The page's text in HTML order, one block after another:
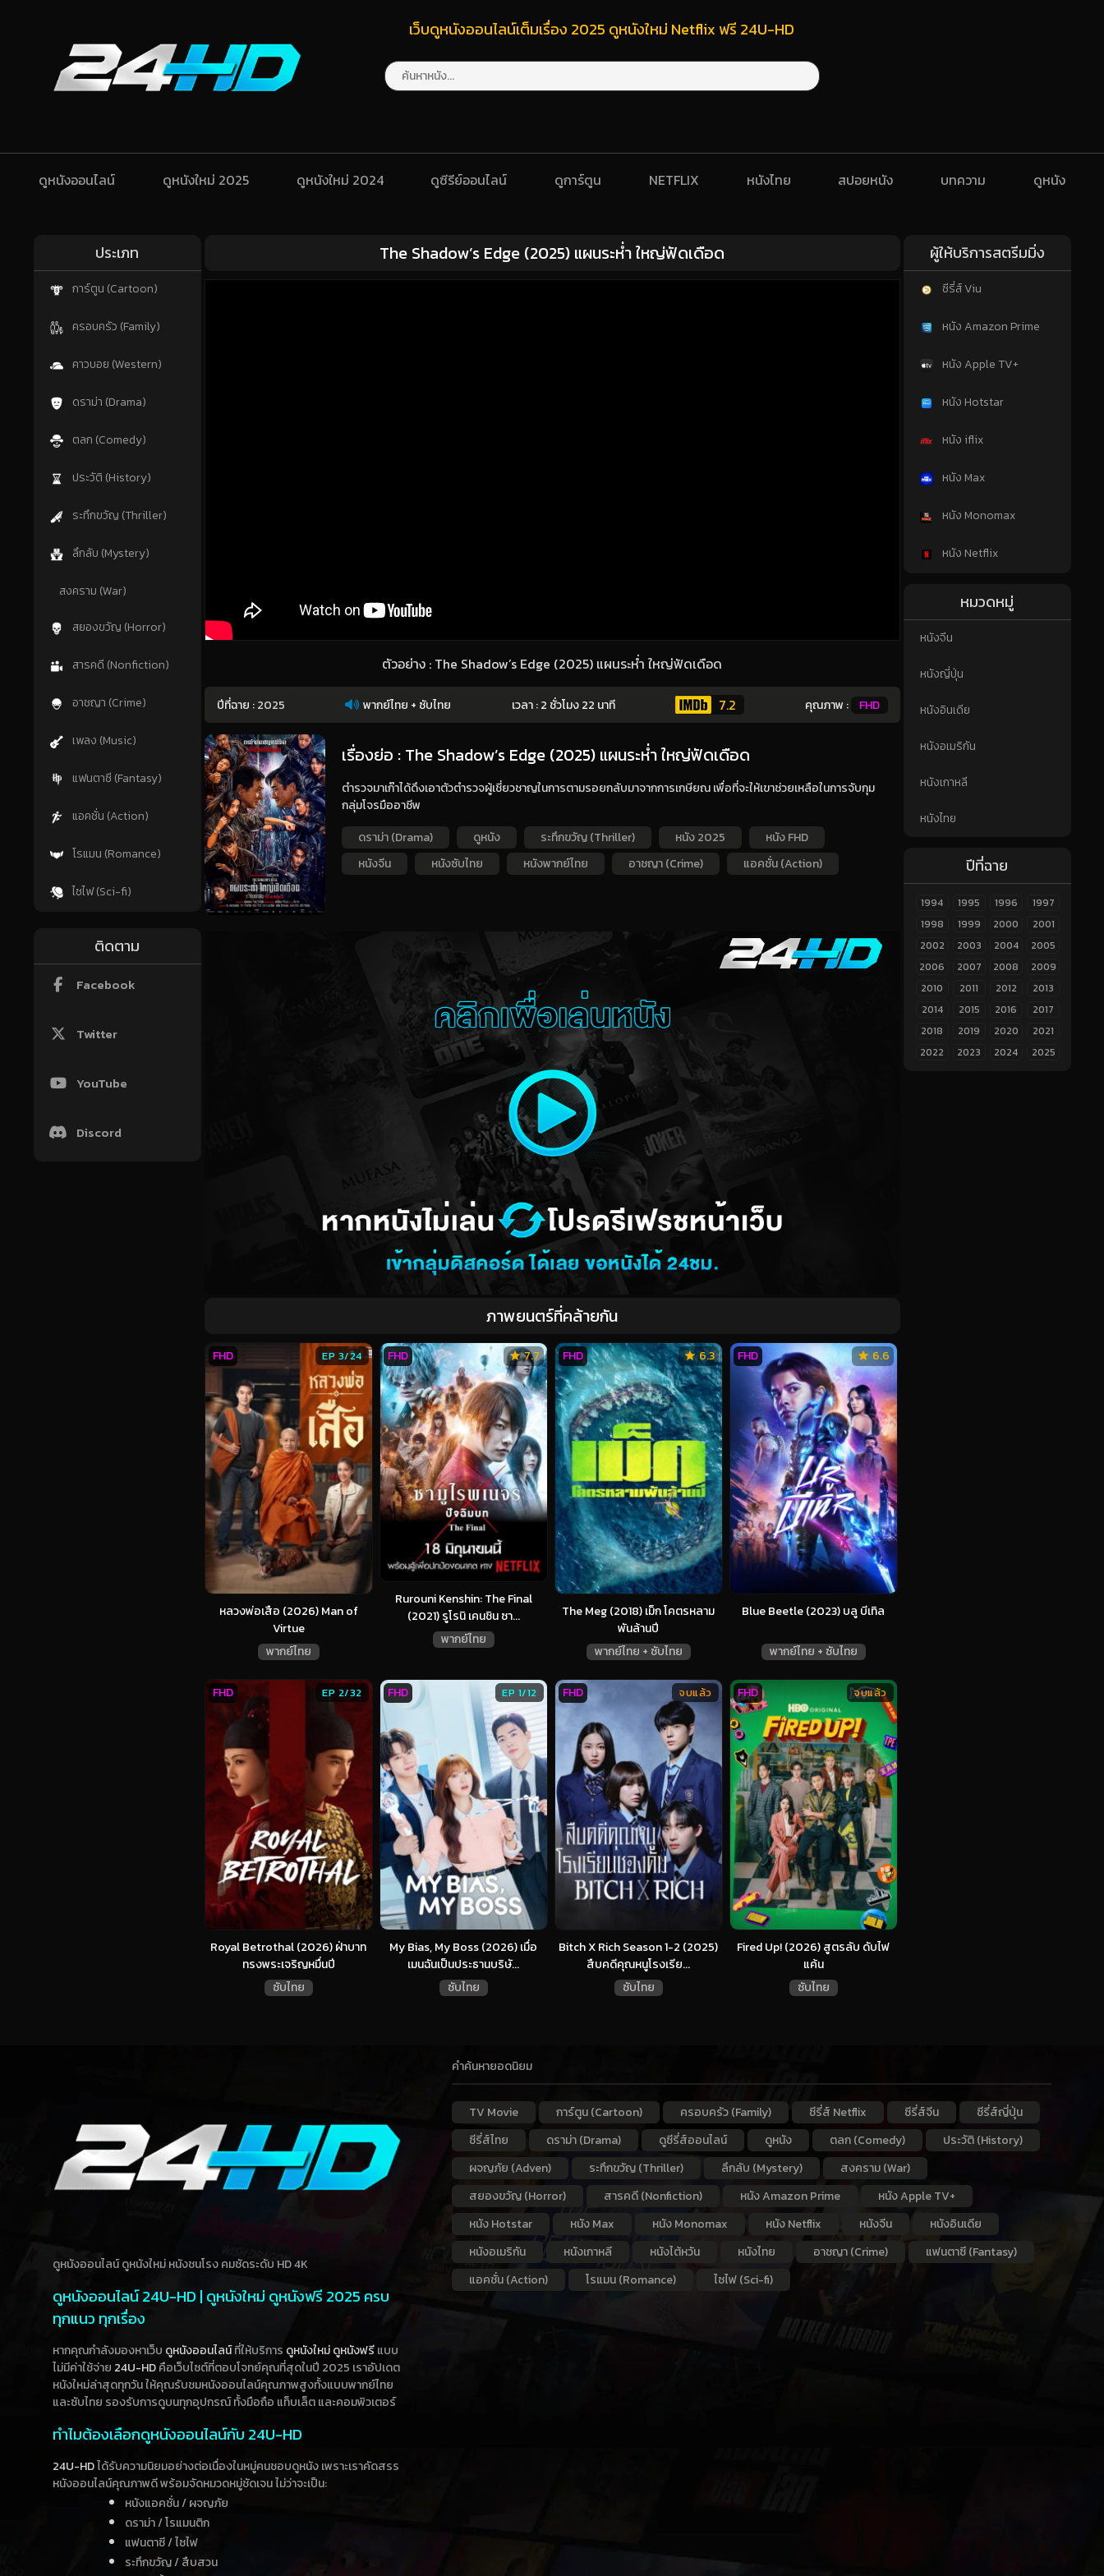
เว็บดูหนังออนไลน์เต็มเรื่อง 2025 ดูหนังใหม่ Netflix ฟรี 24U-HD
ดูหนังออนไลน์ ดูหนังใหม่ 2025 ดูหนังใหม่ 2024 ดูซีรีย์ออนไลน์ ดูการ์ตูน NETFLIX หนังไทย สปอยหนัง บทความ ดูหนัง
ประเภท
การ์ตูน (Cartoon)
ครอบครัว (Family)
คาวบอย (Western)
ดราม่า (Drama)
ตลก (Comedy)
ประวัติ (History)
ระทึกขวัญ (Thriller)
ลึกลับ (Mystery)
สงคราม (War)
สยองขวัญ (Horror)
สารคดี (Nonfiction)
อาชญา (Crime)
เพลง (Music)
แฟนตาซี (Fantasy)
แอคชั่น (Action)
โรแมน (Romance)
ไซไฟ (Sci-fi)
ติดตาม
Facebook
Twitter
YouTube
Discord
The Shadow’s Edge (2025) แผนระห่ำ ใหญ่ฟัดเดือด
ตัวอย่าง : The Shadow’s Edge (2025) แผนระห่ำ ใหญ่ฟัดเดือด
ปีที่ฉาย :2025 พากย์ไทย + ซับไทย เวลา : 2 ชั่วโมง 22 นาที 7.2 คุณภาพ : FHD
เรื่องย่อ : The Shadow’s Edge (2025) แผนระห่ำ ใหญ่ฟัดเดือด
ตำรวจมาเก๊าได้ดึงเอาตัวตำรวจผู้เชี่ยวชาญในการตามรอยกลับมาจากการเกษียณ เพื่อที่จะให้เขาช่วยเหลือในการจับกุม
กลุ่มโจรมืออาชีพ
ดราม่า (Drama)
ดูหนัง ระทึกขวัญ (Thriller) หนัง 2025
หนัง FHD
หนังจีน
หนังซับไทย หนังพากย์ไทย อาชญา (Crime) แอคชั่น (Action)
ภาพยนตร์ที่คล้ายกัน
หลวงพ่อเสือ (2026) Man of
Virtue
พากย์ไทย
EP 3/24
FHD
Rurouni Kenshin: The Final
(2021) รูโรนิ เคนชิน ซา...
พากย์ไทย
7.7
FHD
The Meg (2018) เม็ก โคตรหลาม
พันล้านปี
พากย์ไทย + ซับไทย
6.3
FHD
Blue Beetle (2023) บลู บีเทิล
พากย์ไทย + ซับไทย
6.6
FHD
Royal Betrothal (2026) ฝ่าบาท
ทรงพระเจริญหมื่นปี
ซับไทย
EP 2/32
FHD
My Bias, My Boss (2026) เมื่อ
เมนฉันเป็นประธานบริษั...
ซับไทย
EP 1/12
FHD
Bitch X Rich Season 1-2 (2025)
สืบคดีคุณหนูโรงเรีย...
ซับไทย
จบแล้ว
FHD
Fired Up! (2026) สูตรลับ ดับไฟ
แค้น
ซับไทย
จบแล้ว
FHD
ผู้ให้บริการสตรีมมิ่ง
ซีรี่ส์ Viu
หนัง Amazon Prime
หนัง Apple TV+
หนัง Hotstar
หนัง iflix
หนัง Max
หนัง Monomax
หนัง Netflix
หมวดหมู่
หนังจีน
หนังญี่ปุ่น
หนังอินเดีย
หนังอเมริกัน
หนังเกาหลี
หนังไทย
ปีที่ฉาย
1994 1995 1996
1997
1998
1999 2000
2001
2002
2003 2004
2005
2006
2007 2008
2009
2010
2011 2012
2013
2014
2015 2016
2017
2018
2019 2020
2021
2022
2023 2024 2025
ดูหนังออนไลน์ ดูหนังใหม่ หนังชนโรง คมชัดระดับ HD 4K
ดูหนังออนไลน์ 24U-HD | ดูหนังใหม่ ดูหนังฟรี 2025 ครบ
ทุกแนว ทุกเรื่อง
หากคุณกำลังมองหาเว็บ ดูหนังออนไลน์ที่ให้บริการ ดูหนังใหม่ดูหนังฟรีแบบ
ไม่มีค่าใช้จ่าย 24U-HDคือเว็บไซต์ที่ตอบโจทย์คุณที่สุดในปี 2025 เราอัปเดต
หนังใหม่ล่าสุดทุกวัน ให้คุณรับชมหนังออนไลน์คุณภาพสูงทั้งแบบพากย์ไทย
และซับไทย รองรับการดูบนทุกอุปกรณ์ ทั้งมือถือ แท็บเล็ต และคอมพิวเตอร์
ทำไมต้องเลือกดูหนังออนไลน์กับ 24U-HD
24U-HDได้รับความนิยมอย่างต่อเนื่องในหมู่คนชอบดูหนัง เพราะเราคัดสรร
หนังออนไลน์คุณภาพดี พร้อมจัดหมวดหมู่ชัดเจน ไม่ว่าจะเป็น:
หนังแอคชั่น / ผจญภัย
ดราม่า / โรแมนติก
แฟนตาซี / ไซไฟ
ระทึกขวัญ / สืบสวน
คำค้นหายอดนิยม
TV Movie การ์ตูน (Cartoon) ครอบครัว (Family) ซีรี่ส์ Netflix ซีรี่ส์จีน
ซีรี่ส์ญี่ปุ่น
ซีรี่ส์ไทย
ดราม่า (Drama) ดูซีรี่ส์ออนไลน์ ดูหนัง ตลก (Comedy)
ประวัติ (History)
ผจญภัย (Adven)
ระทึกขวัญ (Thriller) ลึกลับ (Mystery)
สงคราม (War)
สยองขวัญ (Horror)
สารคดี (Nonfiction) หนัง Amazon Prime
หนัง Apple TV+
หนัง Hotstar
หนัง Max หนัง Monomax หนัง Netflix หนังจีน
หนังอินเดีย
หนังอเมริกัน
หนังเกาหลี หนังไต้หวัน หนังไทย อาชญา (Crime)
แฟนตาซี (Fantasy)
แอคชั่น (Action)
โรแมน (Romance) ไซไฟ (Sci-fi)